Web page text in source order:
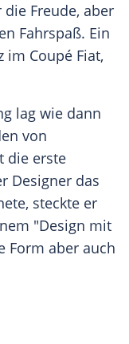
Freude, aber
Fahrspaß. Ein
im Coupé Fiat,
lag wie dann
von
die erste
Designer das
steckte er
"Design mit
Form aber auch